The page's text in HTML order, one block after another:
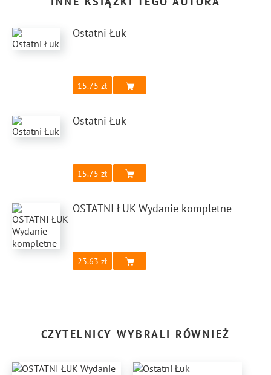
Ostatni Łuk
15.75
Ostatni Łuk
15.75
OSTATNI ŁUK Wydanie kompletne
23.63
CZYTELNICY WYBRALI RÓWNIEŻ